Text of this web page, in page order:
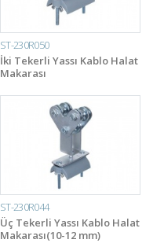
ST-230R050
İki Tekerli Yassı Kablo Halat
Makarası
ST-230R044
Üç Tekerli Yassı Kablo Halat
Makarası(10-12 mm)